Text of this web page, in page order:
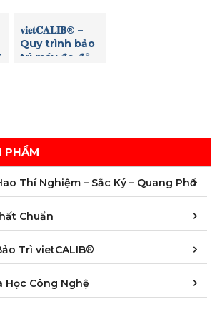
PHẨM
Thí Nghiệm – Sắc Ký – Quang Phổ
Chuẩn
Trì vietCALIB®
Học Công Nghệ
𝐯𝐢𝐞𝐭𝐂𝐀𝐋𝐈𝐁® –
Quy trình bảo
trì máy đo độ